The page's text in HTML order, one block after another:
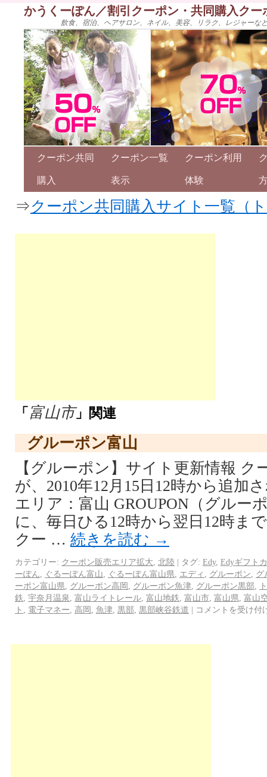
かうくーぽん／割引クーポン・共同購入ク
飲食、宿泊、ヘアサロン、ネイル、美容、リラク、レジャー
クーポン共同
購入
クーポン一覧
表示
クーポン利用
体験
⇒クーポン共同購入サイト一覧（
「 富山市」関連
グルーポン富山
【グルーポン】サイト更新情報 ク
が、2010年12月15日12時から追加
エリア：富山 GROUPON（グルー
に、毎日ひる12時から翌日12時ま
クー … 続きを読む →
カテゴリー: クーポン販売エリア拡大 北陸 | タグ: Edy, Edyギフト
ーぽん
ぐるーぽん富山 ぐるーぽん富山県 エディ グルーポン
グ
ーポン富山県
グルーポン高岡 グルーポン魚津 グルーポン黒部
鉄 宇奈月温泉 富山ライトレール 富山地鉄 富山市 富山県 富山
ト
電子マネー 高岡 魚津 黒部 黒部峡谷鉄道 | コメントを受け付